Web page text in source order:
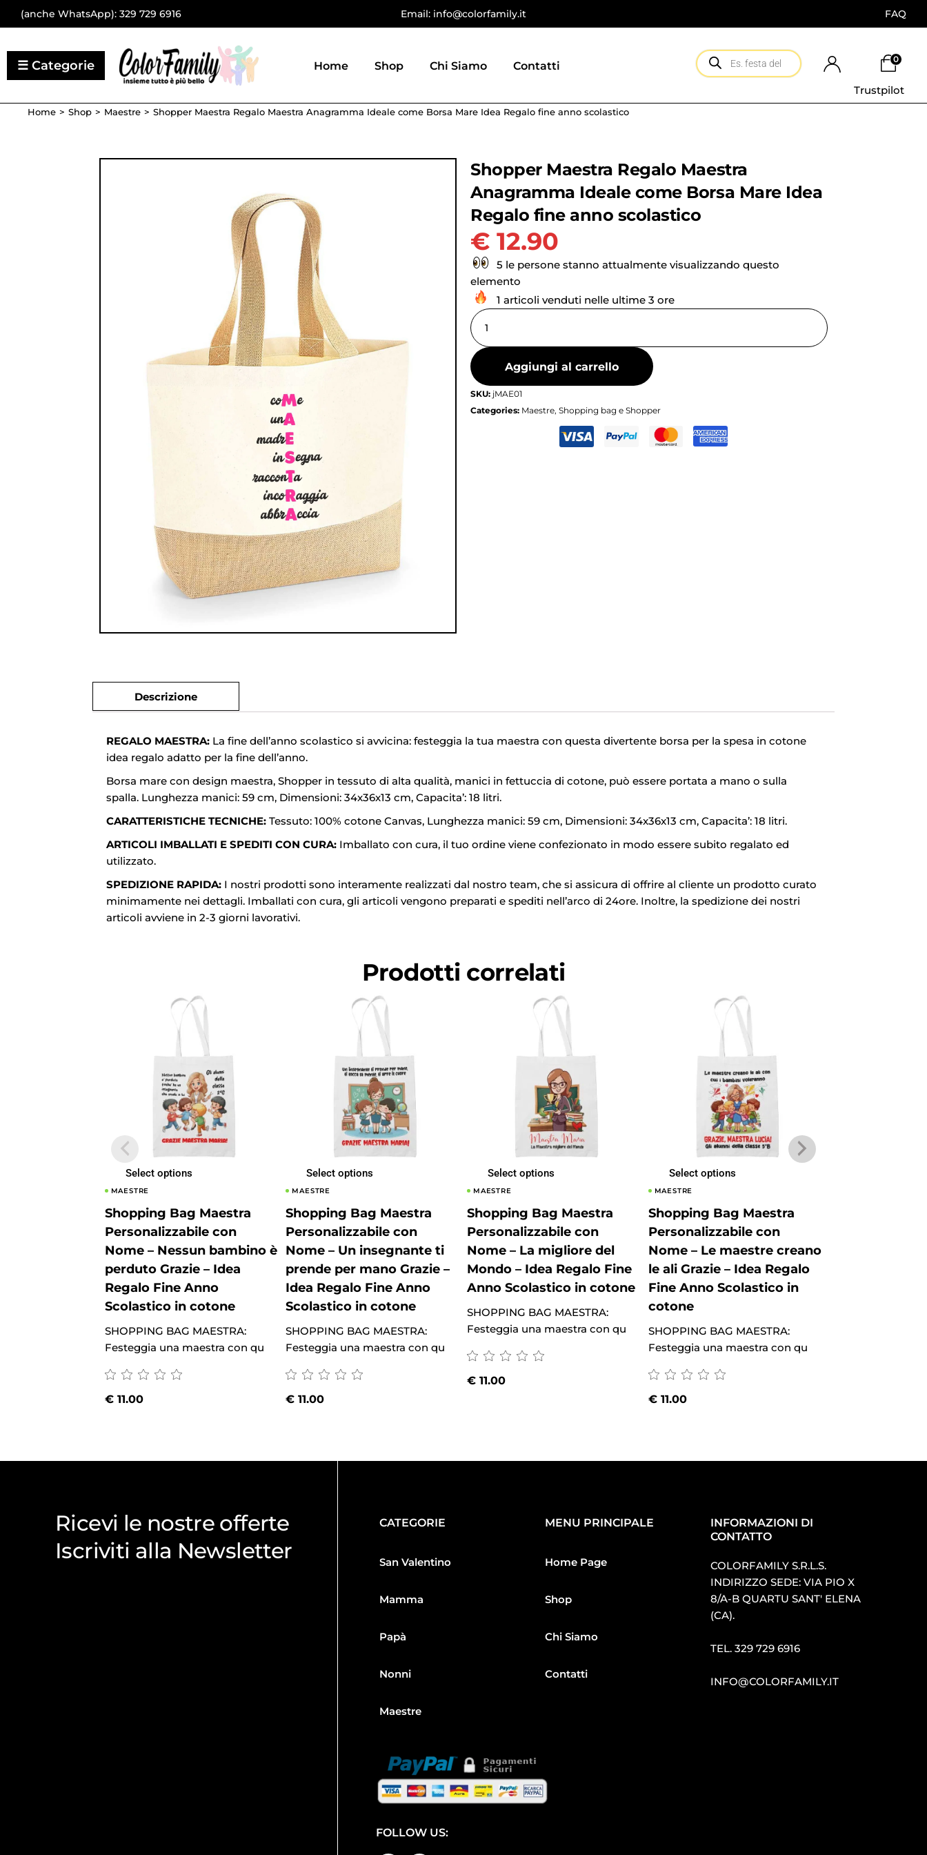
(anche WhatsApp): 329 729 6916 Email: info@colorfamily.it FAQ
Home Shop Chi Siamo Contatti 0
Trustpilot
Home Shop Maestre Shopper Maestra Regalo Maestra Anagramma Ideale come Borsa Mare Idea Regalo fine anno scolastico
Shopper Maestra Regalo Maestra
Anagramma Ideale come Borsa Mare Idea
Regalo fine anno scolastico
€ 12.90
5 le persone stanno attualmente visualizzando questo
elemento
1 articoli venduti nelle ultime 3 ore
Aggiungi al carrello
SKU: jMAE01
Categories: Maestre, Shopping bag e Shopper
Descrizione
REGALO MAESTRA: La fine dell’anno scolastico si avvicina: festeggia la tua maestra con questa divertente borsa per la spesa in cotone
idea regalo adatto per la fine dell’anno.
Borsa mare con design maestra, Shopper in tessuto di alta qualità, manici in fettuccia di cotone, può essere portata a mano o sulla
spalla. Lunghezza manici: 59 cm, Dimensioni: 34x36x13 cm, Capacita’: 18 litri.
CARATTERISTICHE TECNICHE: Tessuto: 100% cotone Canvas, Lunghezza manici: 59 cm, Dimensioni: 34x36x13 cm, Capacita’: 18 litri.
ARTICOLI IMBALLATI E SPEDITI CON CURA: Imballato con cura, il tuo ordine viene confezionato in modo essere subito regalato ed
utilizzato.
SPEDIZIONE RAPIDA: I nostri prodotti sono interamente realizzati dal nostro team, che si assicura di offrire al cliente un prodotto curato
minimamente nei dettagli. Imballati con cura, gli articoli vengono preparati e spediti nell’arco di 24ore. Inoltre, la spedizione dei nostri
articoli avviene in 2-3 giorni lavorativi.
Prodotti correlati
Select options
MAESTRE
Shopping Bag Maestra
Personalizzabile con
Nome – Nessun bambino è
perduto Grazie – Idea
Regalo Fine Anno
Scolastico in cotone
SHOPPING BAG MAESTRA:
Festeggia una maestra con qu
€11.00
Select options
MAESTRE
Shopping Bag Maestra
Personalizzabile con
Nome – Un insegnante ti
prende per mano Grazie –
Idea Regalo Fine Anno
Scolastico in cotone
SHOPPING BAG MAESTRA:
Festeggia una maestra con qu
€ 11.00
Select options
MAESTRE
Shopping Bag Maestra
Personalizzabile con
Nome – La migliore del
Mondo – Idea Regalo Fine
Anno Scolastico in cotone
SHOPPING BAG MAESTRA:
Festeggia una maestra con qu
€ 11.00
Select options
MAESTRE
Shopping Bag Maestra
Personalizzabile con
Nome – Le maestre creano
le ali Grazie – Idea Regalo
Fine Anno Scolastico in
cotone
SHOPPING BAG MAESTRA:
Festeggia una maestra con qu
€11.00
Ricevi le nostre offerte
Iscriviti alla Newsletter
CATEGORIE
San Valentino
Mamma
Papà
Nonni
Maestre
MENU PRINCIPALE
Home Page
Shop
Chi Siamo
Contatti
INFORMAZIONI DI
CONTATTO
COLORFAMILY S.R.L.S.
INDIRIZZO SEDE: VIA PIO X
8/A-B QUARTU SANT′ ELENA
(CA).
TEL.329 729 6916
INFO@COLORFAMILY.IT
FOLLOW US: